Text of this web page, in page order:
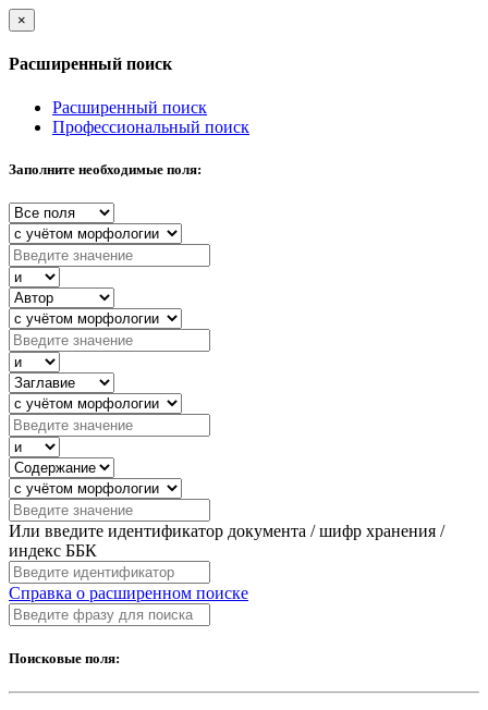
×
Расширенный поиск
Расширенный поиск
Профессиональный поиск
Заполните необходимые поля:
Или введите идентификатор документа / шифр хранения /
индекс ББК
Справка о расширенном поиске
Поисковые поля: